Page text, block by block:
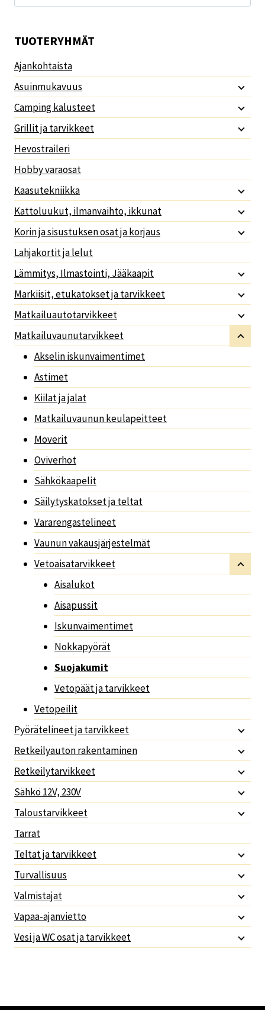
TUOTERYHMÄT
Ajankohtaista
Asuinmukavuus
Camping kalusteet
Grillit ja tarvikkeet
Hevostraileri
Hobby varaosat
Kaasutekniikka
Kattoluukut, ilmanvaihto, ikkunat
Korin ja sisustuksen osat ja korjaus
Lahjakortit ja lelut
Lämmitys, Ilmastointi, Jääkaapit
Markiisit, etukatokset ja tarvikkeet
Matkailuautotarvikkeet
Matkailuvaunutarvikkeet
Akselin iskunvaimentimet
Astimet
Kiilat ja jalat
Matkailuvaunun keulapeitteet
Moverit
Oviverhot
Sähkökaapelit
Säilytyskatokset ja teltat
Vararengastelineet
Vaunun vakausjärjestelmät
Vetoaisatarvikkeet
Aisalukot
Aisapussit
Iskunvaimentimet
Nokkapyörät
Suojakumit
Vetopäät ja tarvikkeet
Vetopeilit
Pyörätelineet ja tarvikkeet
Retkeilyauton rakentaminen
Retkeilytarvikkeet
Sähkö 12V, 230V
Taloustarvikkeet
Tarrat
Teltat ja tarvikkeet
Turvallisuus
Valmistajat
Vapaa-ajanvietto
Vesi ja WC osat ja tarvikkeet